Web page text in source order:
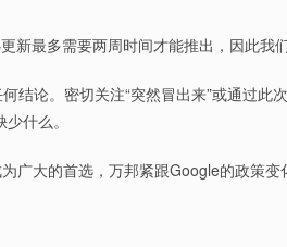
最多需要两周时间才能推出，因此我
论。密切关注“突然冒出来”或通过
什么。
广大的首选，万邦紧跟Google的政策